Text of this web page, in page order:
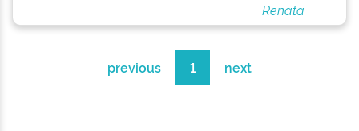
Renata
previous 1 next